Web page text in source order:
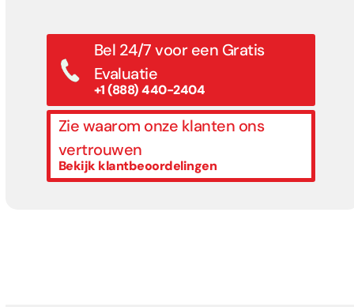
Bel 24/7 voor een Gratis
Evaluatie
+1 (888) 440-2404
Zie waarom onze klanten ons
vertrouwen
Bekijk klantbeoordelingen